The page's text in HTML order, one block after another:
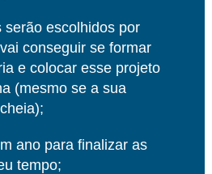
serão escolhidos por
conseguir se formar
e colocar esse projeto
(mesmo se a sua
ano para finalizar as
tempo;